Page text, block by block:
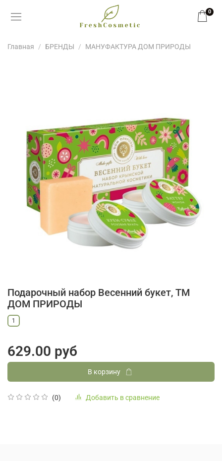
0
Главная БРЕНДЫ МАНУФАКТУРА ДОМ ПРИРОДЫ
Подарочный набор Весенний букет, ТМ
ДОМ ПРИРОДЫ
(0) Добавить в сравнение
1
629.00 руб
В корзину